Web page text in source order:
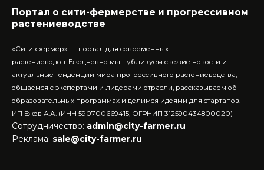
Портал о сити-фермерстве и прогрессивном
растениеводстве
«Сити-фермер» — портал для современных
растениеводов. Ежедневно мы публикуем свежие новости и
актуальные тенденции мира прогрессивного растениеводства,
общаемся с экспертами и лидерами отрасли, рассказываем об
образовательных программах и делимся идеями для стартапов.
ИП Ежов А.А. (ИНН 590700669415, ОГРНИП 312590434800020)
Сотрудничество: admin@city-farmer.ru
Реклама: sale@city-farmer.ru